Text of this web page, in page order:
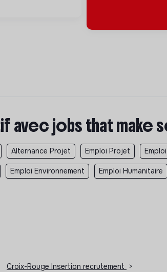
avec jobs that make
Alternance Projet Emploi Projet
Emploi Environnement Emploi Humanitaire
Croix-Rouge Insertion recrutement
>